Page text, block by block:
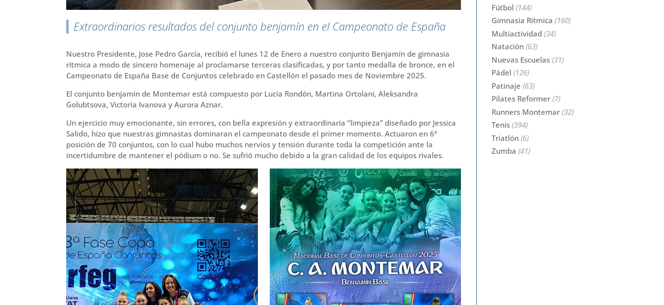
Extraordinarios resultados del conjunto benjamín en el Campeonato de España
Nuestro Presidente, Jose Pedro García, recibió el lunes 12 de Enero a nuestro conjunto Benjamín de gimnasia
rítmica a modo de sincero homenaje al proclamarse terceras clasificadas, y por tanto medalla de bronce, en el
Campeonato de España Base de Conjuntos celebrado en Castellón el pasado mes de Noviembre 2025.
El conjunto benjamín de Montemar está compuesto por Lucía Rondón, Martina Ortolani, Aleksandra
Golubtsova, Victoria Ivanova y Aurora Aznar.
Un ejercicio muy emocionante, sin errores, con bella expresión y extraordinaria “limpieza” diseñado por Jessica
Salido, hizo que nuestras gimnastas dominaran el campeonato desde el primer momento. Actuaron en 6ª
posición de 70 conjuntos, con lo cual hubo muchos nervios y tensión durante toda la competición ante la
incertidumbre de mantener el pódium o no. Se sufrió mucho debido a la gran calidad de los equipos rivales.
Fútbol (144)
Gimnasia Rítmica (160)
Multiactividad (34)
Natación(63)
Nuevas Escuelas(31)
Pádel (126)
Patinaje (63)
Pilates Reformer(7)
Runners Montemar(32)
Tenis(394)
Triatlón(6)
Zumba (41)